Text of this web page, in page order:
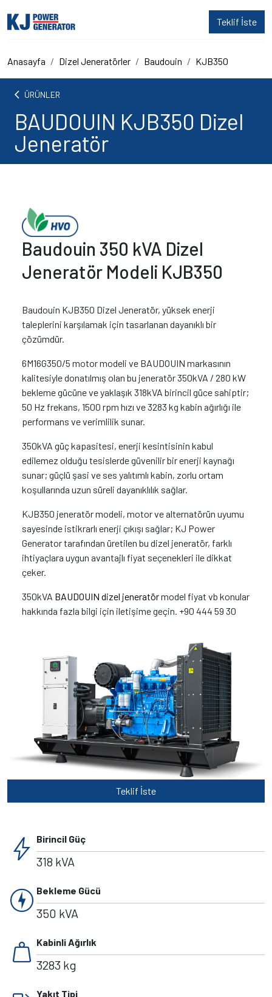
Teklif İste
Anasayfa Dizel Jeneratörler Baudouin KJB350
arrow_back_ios ÜRÜNLER
BAUDOUIN KJB350 Dizel
Jeneratör
Baudouin 350 kVA Dizel
Jeneratör Modeli KJB350
Baudouin KJB350 Dizel Jeneratör, yüksek enerji
taleplerini karşılamak için tasarlanan dayanıklı bir
çözümdür.
6M16G350/5 motor modeli ve BAUDOUIN markasının
kalitesiyle donatılmış olan bu jeneratör 350kVA / 280 kW
bekleme gücüne ve yaklaşık 318kVA birincil güce sahiptir;
50 Hz frekans, 1500 rpm hızı ve 3283 kg kabin ağırlığı ile
performans ve verimlilik sunar.
350kVA güç kapasitesi, enerji kesintisinin kabul
edilemez olduğu tesislerde güvenilir bir enerji kaynağı
sunar; güçlü şasi ve ses yalıtımlı kabin, zorlu ortam
koşullarında uzun süreli dayanıklılık sağlar.
KJB350 jeneratör modeli, motor ve alternatörün uyumu
sayesinde istikrarlı enerji çıkışı sağlar; KJ Power
Generator tarafından üretilen bu dizel jeneratör, farklı
ihtiyaçlara uygun avantajlı fiyat seçenekleri ile dikkat
çeker.
350kVA BAUDOUIN dizel jeneratörmodel fiyat vb konular
hakkında fazla bilgi için iletişime geçin. +90 444 59 30
Teklif İste
bolt Birincil Güç
318 kVA
charger Bekleme Gücü
350 kVA
weight Kabinli Ağırlık
3283 kg
Yakıt Tipi